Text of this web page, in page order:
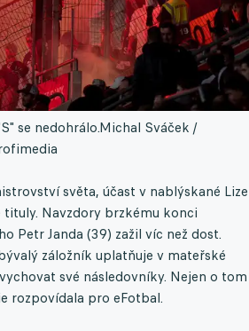
se nedohrálo.Michal Sváček /
světa, účast v nablýskané Lize
Navzdory brzkému konci
Petr Janda (39) zažil víc než dost.
záložník uplatňuje v mateřské
své následovníky. Nejen o tom
rozpovídala pro eFotbal.